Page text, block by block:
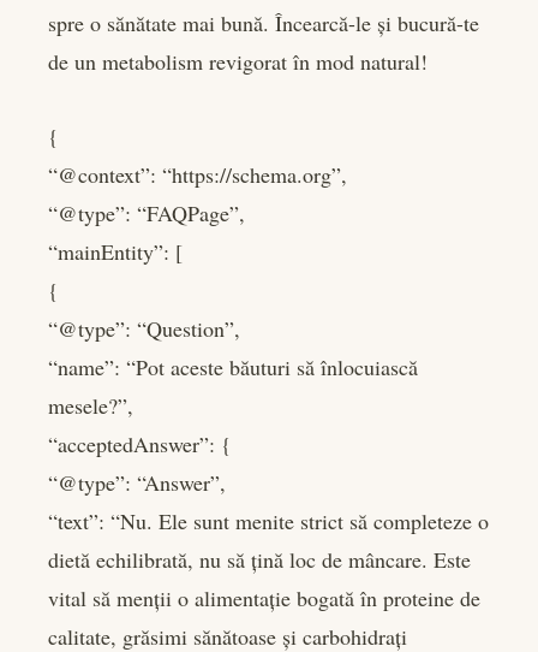
spre o sănătate mai bună. Încearcă-le și bucură-te
de un metabolism revigorat în mod natural!
{
“@context”: “https://schema.org”,
“@type”: “FAQPage”,
“mainEntity”: [
{
“@type”: “Question”,
“name”: “Pot aceste băuturi să înlocuiască
mesele?”,
“acceptedAnswer”: {
“@type”: “Answer”,
“text”: “Nu. Ele sunt menite strict să completeze o
dietă echilibrată, nu să țină loc de mâncare. Este
vital să menții o alimentație bogată în proteine de
calitate, grăsimi sănătoase și carbohidrați